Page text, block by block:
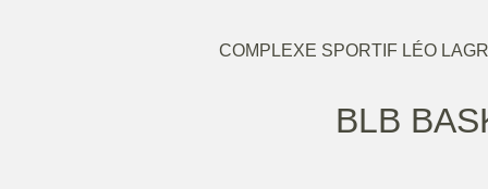
COMPLEXE SPORTIF LÉO
BLB